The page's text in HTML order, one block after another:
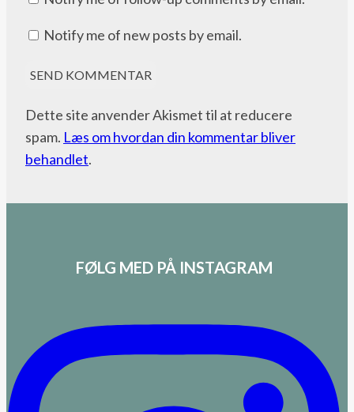
Notify me of new posts by email.
Dette site anvender Akismet til at reducere
spam. Læs om hvordan din kommentar bliver
behandlet.
FØLG MED PÅ INSTAGRAM